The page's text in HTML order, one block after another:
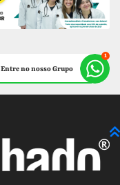
Entre no nosso Grupo